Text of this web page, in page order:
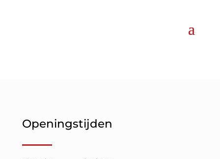
Openingstijden